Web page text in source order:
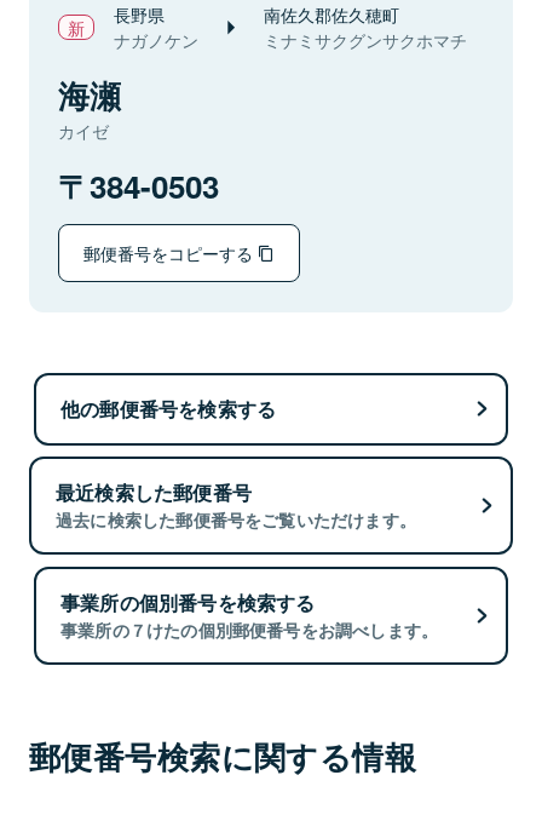
長野県
ナガノケン
南佐久郡佐久穂町
ミナミサクグンサクホマチ
海瀬
カイゼ
384-0503
郵便番号をコピーする
他の郵便番号を検索する
最近検索した郵便番号
過去に検索した郵便番号をご覧いただけます。
事業所の個別番号を検索する
事業所の７けたの個別郵便番号をお調べします。
郵便番号検索に関する情報